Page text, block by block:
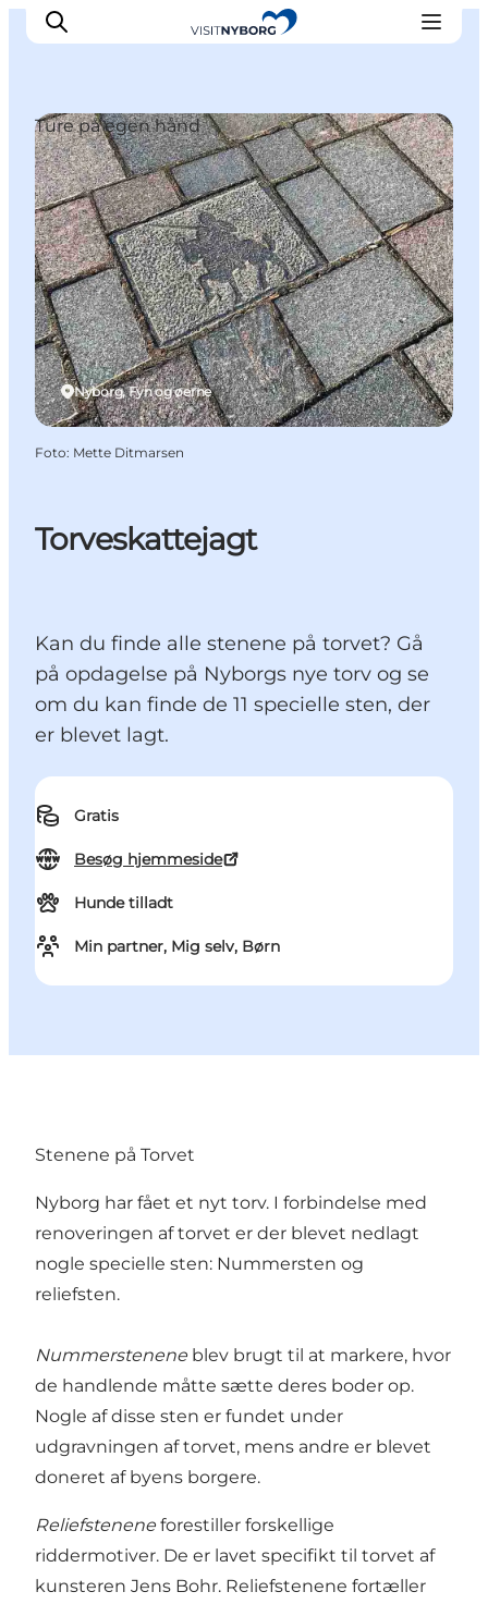
Oplev Nyborg
Outdoor
Det sker i Nyborg
Sprogø
Planlæg din tur
Book & køb
Torveskattejagt
Kan du finde alle stenene på torvet? Gå
på opdagelse på Nyborgs nye torv og se
om du kan finde de 11 specielle sten, der
er blevet lagt.
Gratis
Besøg hjemmeside
Hunde tilladt
Min partner, Mig selv, Børn
Nyborg, Fyn og øerne
Ture på egen hånd
Foto: Mette Ditmarsen
Stenene på Torvet
Nyborg har fået et nyt torv. I forbindelse med
renoveringen af torvet er der blevet nedlagt
nogle specielle sten: Nummersten og
reliefsten.
Nummerstenene blev brugt til at markere, hvor
de handlende måtte sætte deres boder op.
Nogle af disse sten er fundet under
udgravningen af torvet, mens andre er blevet
doneret af byens borgere.
Reliefstenene forestiller forskellige
riddermotiver. De er lavet specifikt til torvet af
kunsteren Jens Bohr. Reliefstenene fortæller